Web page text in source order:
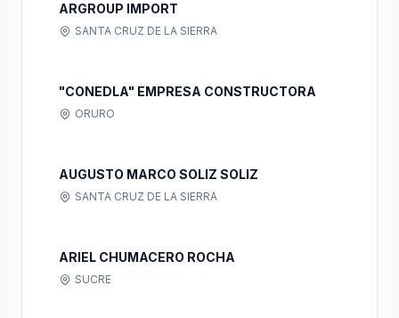
ARGROUP IMPORT
SANTA CRUZ DE LA SIERRA
"CONEDLA" EMPRESA CONSTRUCTORA
ORURO
AUGUSTO MARCO SOLIZ SOLIZ
SANTA CRUZ DE LA SIERRA
ARIEL CHUMACERO ROCHA
SUCRE